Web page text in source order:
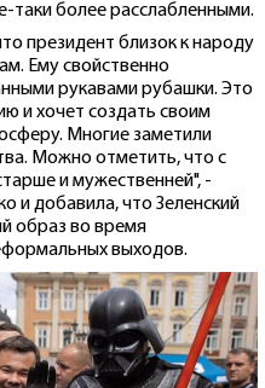
таки более расслабленными.
президент близок к народу
Ему свойственно
рукавами рубашки. Это
и хочет создать своим
Многие заметили
Можно отметить, что с
и мужественней", -
и добавила, что Зеленский
образ во время
выходов.